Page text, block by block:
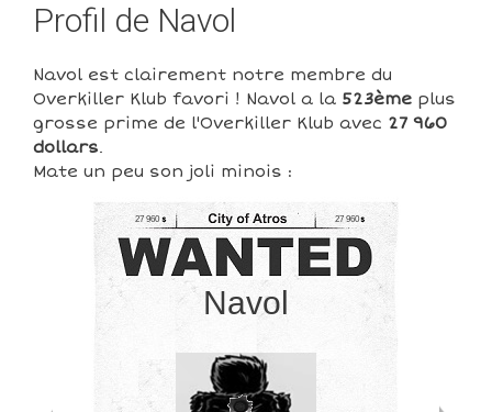
Profil de Navol
Navol est clairement notre membre du
Overkiller Klub favori ! Navol a la 523ème plus
grosse prime de l'Overkiller Klub avec 27 960
dollars.
Mate un peu son joli minois :
27 960
Navol
27 960